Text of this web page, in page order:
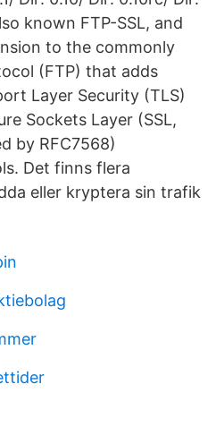
known FTP-SSL, and
to the commonly
(FTP) that adds
Layer Security (TLS)
Sockets Layer (SSL,
by RFC7568)
Det finns flera
eller kryptera sin trafik